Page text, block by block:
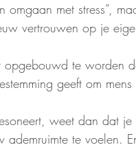
omgaan met stress”,
vertrouwen op je
opgebouwd te
geeft om
weet dan dat
ademruimte te voelen.